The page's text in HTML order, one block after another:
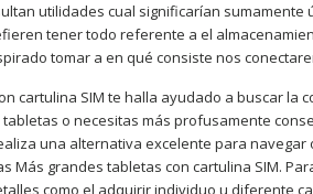
utilidades cual significarían
tener todo referente a el
tomar a en qué consiste nos
cartulina SIM te halla ayudado a buscar
o necesitas más profusamente
una alternativa excelente para
grandes tabletas con cartulina SIM.
como el adquirir individuo u diferente